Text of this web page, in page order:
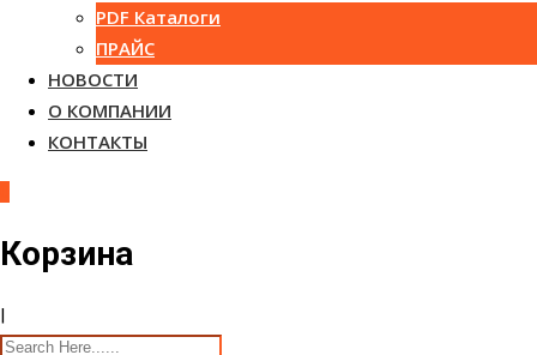
PDF Каталоги
ПРАЙС
НОВОСТИ
О КОМПАНИИ
КОНТАКТЫ
Корзина